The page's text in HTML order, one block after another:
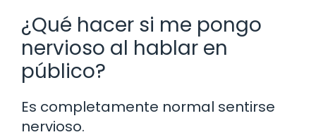
¿Qué hacer si me pongo
nervioso al hablar en
público?
Es completamente normal sentirse
nervioso.